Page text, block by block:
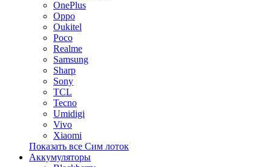
OnePlus
Oppo
Oukitel
Poco
Realme
Samsung
Sharp
Sony
TCL
Tecno
Umidigi
Vivo
Xiaomi
Показать все Сим лоток
Аккумуляторы